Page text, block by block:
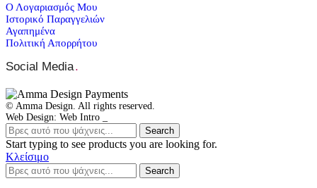
Ο Λογαριασμός Μου
Ιστορικό Παραγγελιών
Αγαπημένα
Πολιτική Απορρήτου
Social Media.
© Amma Design. All rights reserved.
Web Design: Web Intro _
Search
Start typing to see products you are looking for.
Κλείσιμο
Search